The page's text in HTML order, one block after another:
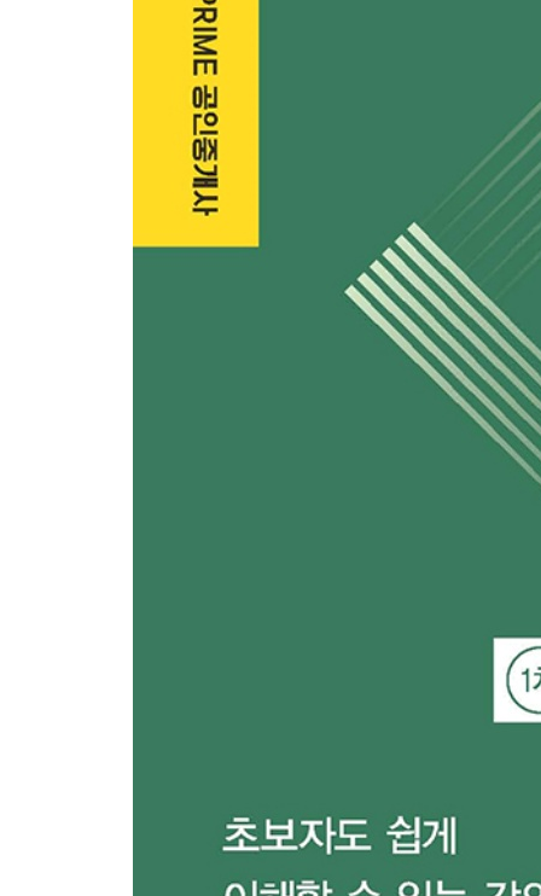
Chapter 01 부동산이용 및 개발 ················ 218
Chapter 02 부동산관리 ······························ 231
Chapter 03 부동산마케팅 ·························· 239
제 8 편 감정평가론
Chapter 01 감정평가의 기초이론 ·············· 248
Chapter 02 부동산가치이론 ······················ 251
Chapter 03 감정평가의 3방식 ··················· 260
Chapter 04 감정평가의 실시 ····················· 281
Chapter 05 부동산가격공시제도 ··············· 287
Chapter 01 서론(권리의 변동) ···················· 296
Chapter 02 법률행위의 목적 ······················ 299
Chapter 01 물권법 총칙 ······························ 382
Chapter 02 점유권 ······································
제 3 편 계약법